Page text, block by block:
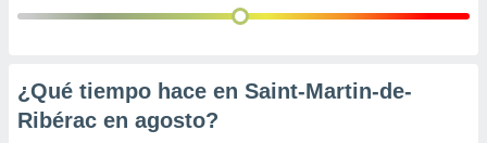
¿Qué tiempo hace en Saint-Martin-de-
Ribérac en agosto?